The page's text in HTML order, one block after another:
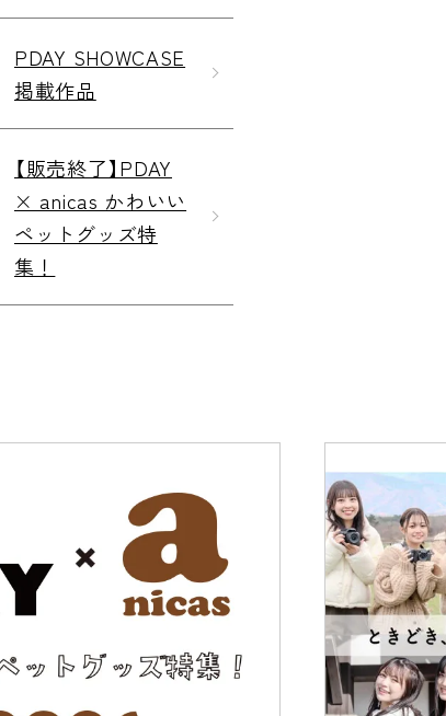
PDAY SHOWCASE
掲載作品
【販売終了】PDAY
× anicas かわいい
ペットグッズ特
集！